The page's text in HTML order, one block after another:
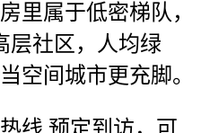
里属于低密梯队，
层社区，人均绿
空间城市更充脚。